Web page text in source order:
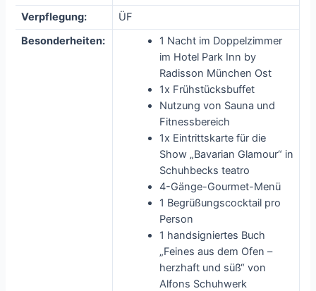
Verpflegung:
ÜF
Besonderheiten:
1 Nacht im Doppelzimmer
im Hotel Park Inn by
Radisson München Ost
1x Frühstücksbuffet
Nutzung von Sauna und
Fitnessbereich
1x Eintrittskarte für die
Show „Bavarian Glamour“ in
Schuhbecks teatro
4-Gänge-Gourmet-Menü
1 Begrüßungscocktail pro
Person
1 handsigniertes Buch
„Feines aus dem Ofen –
herzhaft und süß“ von
Alfons Schuhwerk